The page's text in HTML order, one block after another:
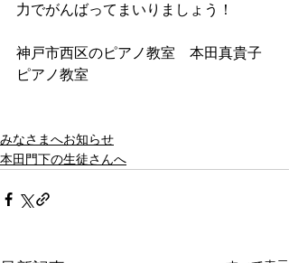
力でがんばってまいりましょう！
神戸市西区のピアノ教室　本田真貴子
ピアノ教室
みなさまへお知らせ
本田門下の生徒さんへ